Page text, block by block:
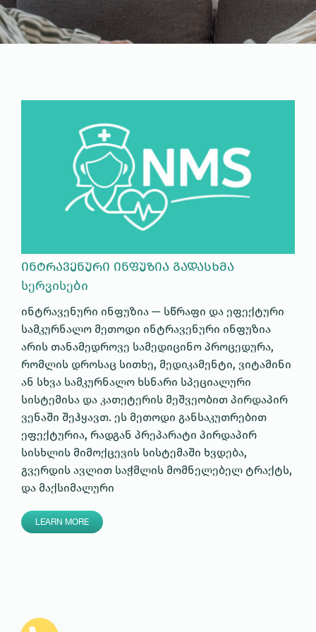
ᲘᲜᲢᲠᲐᲕᲔᲜᲣᲠᲘ ᲘᲜᲤᲣᲖᲘᲐ ᲒᲐᲓᲐᲡᲮᲛᲐ
სერვისები
ინტრავენური ინფუზია — სწრაფი და ეფექტური
სამკურნალო მეთოდი ინტრავენური ინფუზია
არის თანამედროვე სამედიცინო პროცედურა,
რომლის დროსაც სითხე, მედიკამენტი, ვიტამინი
ან სხვა სამკურნალო ხსნარი სპეციალური
სისტემისა და კათეტერის მეშვეობით პირდაპირ
ვენაში შეჰყავთ. ეს მეთოდი განსაკუთრებით
ეფექტურია, რადგან პრეპარატი პირდაპირ
სისხლის მიმოქცევის სისტემაში ხვდება,
გვერდის ავლით საჭმლის მომნელებელ ტრაქტს,
და მაქსიმალური
LEARN MORE